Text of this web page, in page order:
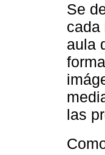
Se
cada
aula
las